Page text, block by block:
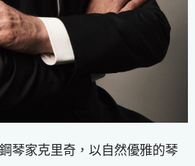
琴家克里奇，以自然優雅的琴